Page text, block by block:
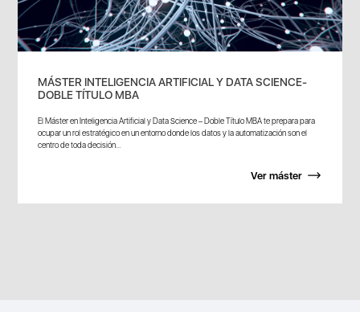
MÁSTER INTELIGENCIA ARTIFICIAL Y DATA SCIENCE-
DOBLE TÍTULO MBA
El Máster en Inteligencia Artificial y Data Science – Doble Título MBA te prepara para
ocupar un rol estratégico en un entorno donde los datos y la automatización son el
centro de toda decisión...
Ver máster